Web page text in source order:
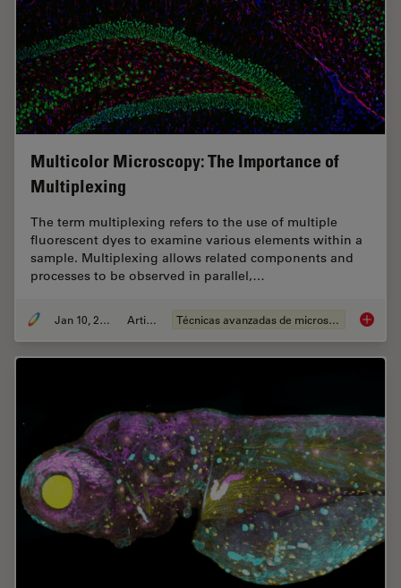
Multicolor Microscopy: The Importance of
Multiplexing
The term multiplexing refers to the use of multiple
fluorescent dyes to examine various elements within a
sample. Multiplexing allows related components and
processes to be observed in parallel,…
Jan 10, 2022 Article Técnicas avanzadas de microscopía